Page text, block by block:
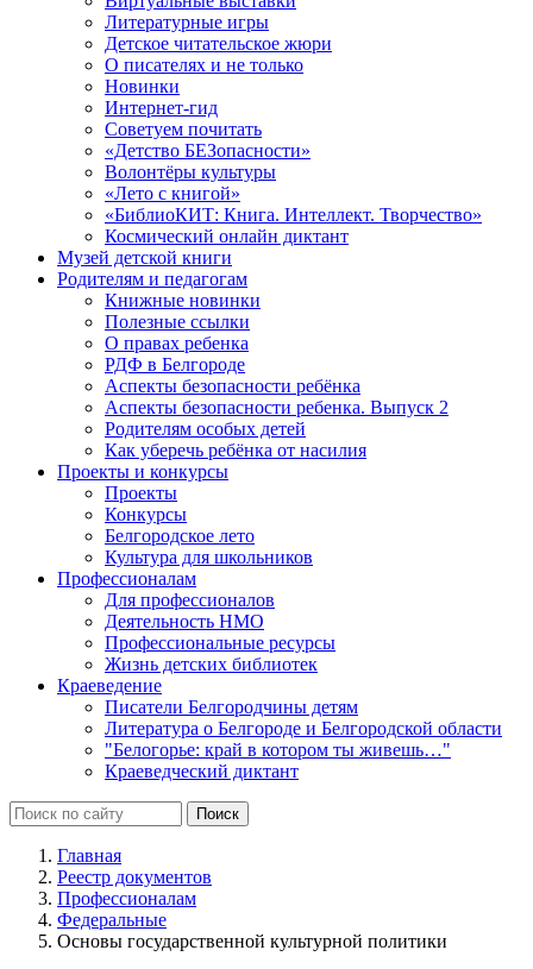
Литературные игры
Детское читательское жюри
О писателях и не только
Новинки
Интернет-гид
Советуем почитать
«Детство БЕЗопасности»
Волонтёры культуры
«Лето с книгой»
«БиблиоКИТ: Книга. Интеллект. Творчество»
Космический онлайн диктант
Музей детской книги
Родителям и педагогам
Книжные новинки
Полезные ссылки
О правах ребенка
РДФ в Белгороде
Аспекты безопасности ребёнка
Аспекты безопасности ребенка. Выпуск 2
Родителям особых детей
Как уберечь ребёнка от насилия
Проекты и конкурсы
Проекты
Конкурсы
Белгородское лето
Культура для школьников
Профессионалам
Для профессионалов
Деятельность НМО
Профессиональные ресурсы
Жизнь детских библиотек
Краеведение
Писатели Белгородчины детям
Литература о Белгороде и Белгородской области
"Белогорье: край в котором ты живешь…"
Краеведческий диктант
Главная
Реестр документов
Профессионалам
Федеральные
Основы государственной культурной политики